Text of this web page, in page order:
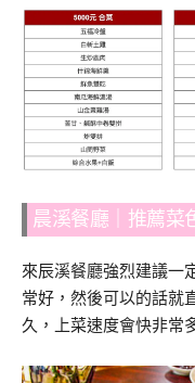
晨溪餐廳｜推薦菜
來辰溪餐廳強烈建議一
常好，然後可以的話就
久，上菜速度會快非常